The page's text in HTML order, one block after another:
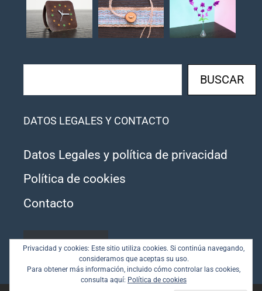
BUSCAR
DATOS LEGALES Y CONTACTO
Datos Legales y política de privacidad
Política de cookies
Contacto
SUSCRIBIRSE
Privacidad y cookies: Este sitio utiliza cookies. Si continúa navegando,
consideramos que aceptas su uso.
Para obtener más información, incluido cómo controlar las cookies,
consulta aquí: Política de cookies